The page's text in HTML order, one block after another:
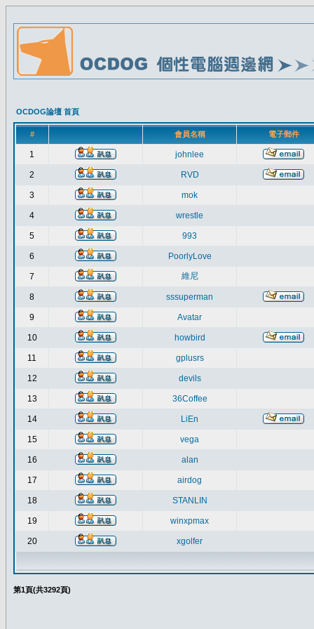
OCDOG論壇 首頁
# 會員名稱 電子郵件
1 johnlee
2 RVD
3 mok
4 wrestle
5 993
6 PoorlyLove
7 維尼
8 sssuperman
9 Avatar
10 howbird
11 gplusrs
12 devils
13 36Coffee
14 LiEn
15 vega
16 alan
17 airdog
18 STANLIN
19 winxpmax
20 xgolfer
第1頁(共3292頁)